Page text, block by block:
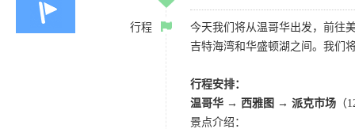
行程
今天我们将从温哥华出发，前往
吉特海湾和华盛顿湖之间。我们
行程安排：
温哥华 → 西雅图 → 派克市场 （
景点介绍：